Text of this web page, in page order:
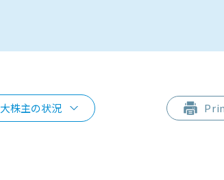
大株主の状況